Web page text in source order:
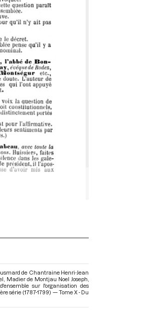
de Chantraine Henri-Jean
Madier de Montjau Noel Joseph,
sur l'organisation des
série (1787-1799) — Tome X - Du